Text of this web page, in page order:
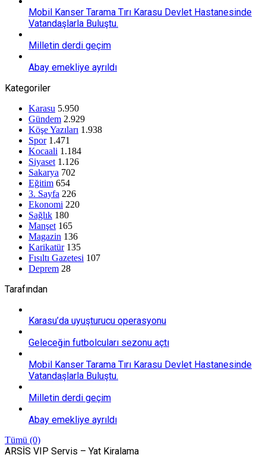
Mobil Kanser Tarama Tırı Karasu Devlet Hastanesinde
Vatandaşlarla Buluştu.
Milletin derdi geçim
Abay emekliye ayrıldı
Kategoriler
Karasu 5.950
Gündem 2.929
Köşe Yazıları 1.938
Spor 1.471
Kocaali 1.184
Siyaset 1.126
Sakarya 702
Eğitim 654
3. Sayfa 226
Ekonomi 220
Sağlık 180
Manşet 165
Magazin 136
Karikatür 135
Fısıltı Gazetesi 107
Deprem 28
Tarafından
Karasu’da uyuşturucu operasyonu
Geleceğin futbolcuları sezonu açtı
Mobil Kanser Tarama Tırı Karasu Devlet Hastanesinde
Vatandaşlarla Buluştu.
Milletin derdi geçim
Abay emekliye ayrıldı
Tümü (0)
ARSİS VIP Servis – Yat Kiralama